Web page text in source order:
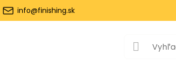
info@finishing.sk